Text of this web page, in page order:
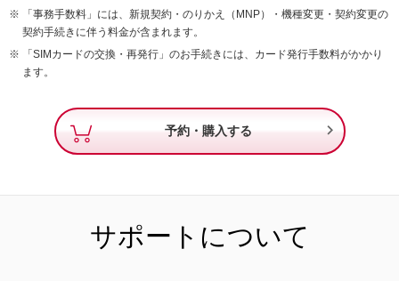
「事務手数料」には、新規契約・のりかえ（MNP）・機種変更・契約変更の
契約手続きに伴う料金が含まれます。
「SIMカードの交換・再発行」のお手続きには、カード発行手数料がかかり
ます。
予約・購入する 
サポートについて